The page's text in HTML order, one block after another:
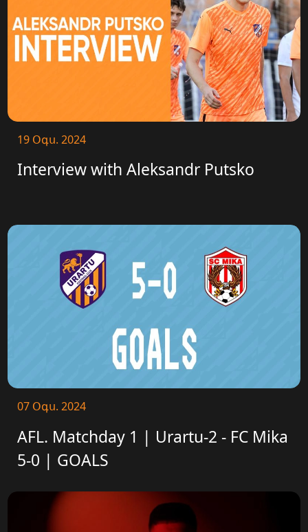
19 Օգս. 2024
Interview with Aleksandr Putsko
07 Օգս. 2024
AFL. Matchday 1 | Urartu-2 - FC Mika
5-0 | GOALS